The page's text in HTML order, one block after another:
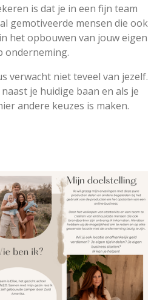
is dat je in een fijn team
gemotiveerde mensen die ook
het opbouwen van jouw eigen
onderneming.
verwacht niet teveel van jezelf.
je huidige baan en als je
andere keuzes is maken.